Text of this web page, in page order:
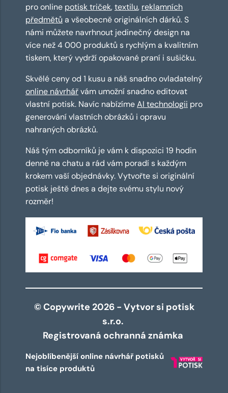
pro online potisk triček,textilu, reklamních
předmětů a všeobecně originálních dárků. S
námi můžete navrhnout jedinečný design na
více než 4 000 produktů s rychlým a kvalitním
tiskem, který vydrží opakované praní i sušičku.
Skvělé ceny od 1 kusu a náš snadno ovladatelný
online návrhářvám umožní snadno editovat
vlastní potisk. Navíc nabízímeAI technologii pro
generování vlastních obrázků i opravu
nahraných obrázků.
Náš tým odborníků je vám k dispozici 19 hodin
denně na chatu a rád vám poradí s každým
krokem vaší objednávky. Vytvořte si originální
potisk ještě dnes a dejte svému stylu nový
rozměr!
© Copywrite 2026 - Vytvor si potisk
s.r.o.
Registrovaná ochranná známka
Nejoblíbenější online návrhář potisků
na tisíce produktů